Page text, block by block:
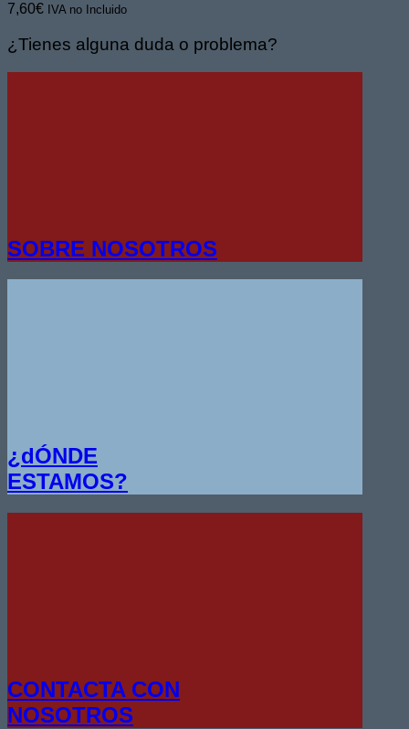
7,60€ IVA no Incluido
¿Tienes alguna duda o problema?
SOBRE NOSOTROS
¿dÓNDE
ESTAMOS?
CONTACTA CON
NOSOTROS